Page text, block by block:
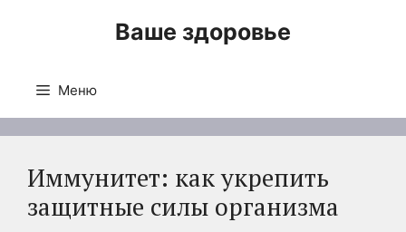
Ваше здоровье
Меню
Иммунитет: как укрепить
защитные силы организма